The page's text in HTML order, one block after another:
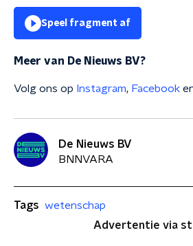
Speel fragment af
Meer van De Nieuws BV?
Volg ons op Instagram, Facebook
De Nieuws BV
BNNVARA
Tags wetenschap
Advertentie via